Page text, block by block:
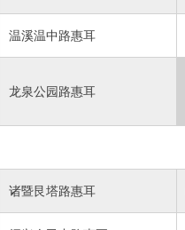
温溪温中路惠耳
龙泉公园路惠耳
诸暨艮塔路惠耳